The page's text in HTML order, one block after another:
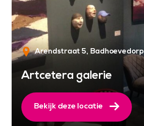
Arendstraat 5 Badhoevedorp
Artcetera galerie
Bekijk deze locatie